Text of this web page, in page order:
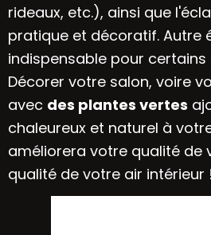
rideaux, etc.), ainsi que
pratique et décoratif. Autre
indispensable pour certains
Décorer votre salon, voire
avec des plantes vertes
chaleureux et naturel à
améliorera votre qualité de
qualité de votre air intérieur !